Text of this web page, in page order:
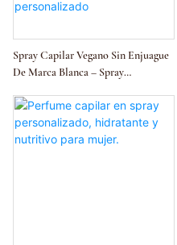
Spray Capilar Vegano Sin Enjuague
De Marca Blanca – Spray
Graso Para Fortalecer Las Raíces Y
Nutrir Todo Tipo De Cabello |
Fabricante OEM Personalizado